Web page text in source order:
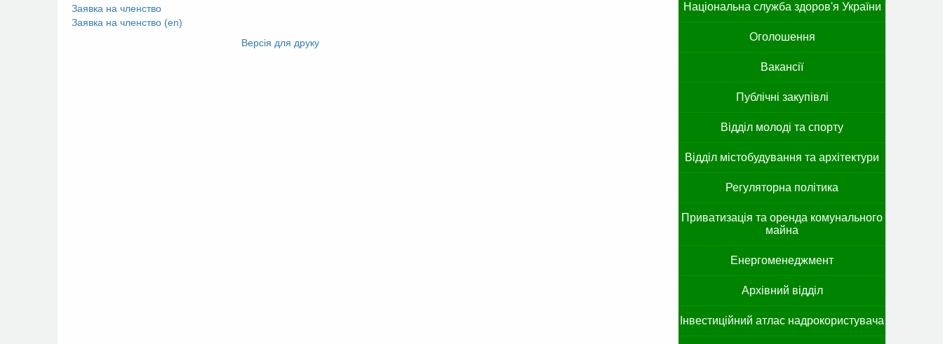
Заявка на членство
Заявка на членство (en)
TwitterВерсія для друку
Національна служба здоров'я України
Оголошення
Вакансії
Публічні закупівлі
Відділ молоді та спорту
Відділ містобудування та архітектури
Регуляторна політика
Приватизація та оренда комунального
майна
Енергоменеджмент
Архівний відділ
Інвестиційний атлас надрокористувача